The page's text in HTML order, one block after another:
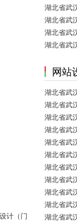
计（门
湖北省武
网站
湖北省武
湖北省武
湖北省武